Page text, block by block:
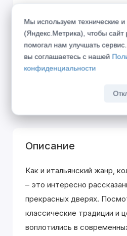
Открой двери выгоде.
скидка 10% на
Описание
Как и итальянский жанр,
– это интересно
прекрасных дверях.
классические традиции и
воплотились в
Мы используем технические
(Яндекс.Метрика), чтобы сайт
помогал нам улучшать
вы соглашаетесь с нашей
конфиденциальности